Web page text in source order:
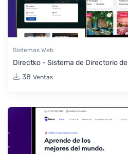
Sistemas Web
Directko - Sistema de Directorio
38 Ventas